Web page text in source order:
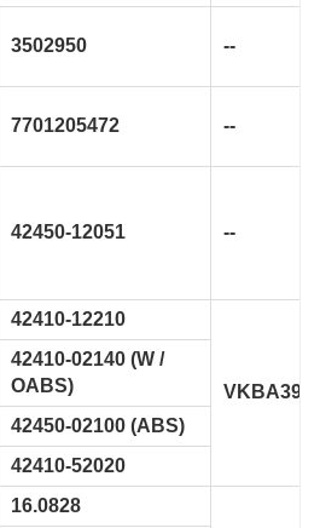
3502950 --
7701205472 --
42450-12051 --
42410-12210
42410-02140 (W /
OABS)
42450-02100 (ABS)
42410-52020
16.0828